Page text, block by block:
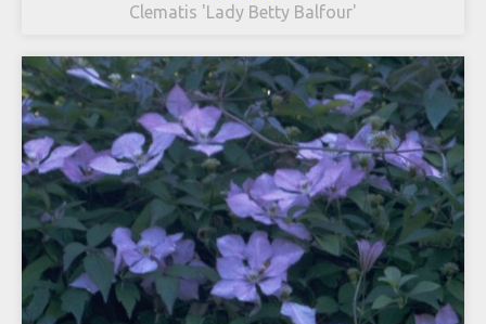
Clematis 'Lady Betty Balfour'